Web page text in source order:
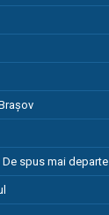
De spus mai departe